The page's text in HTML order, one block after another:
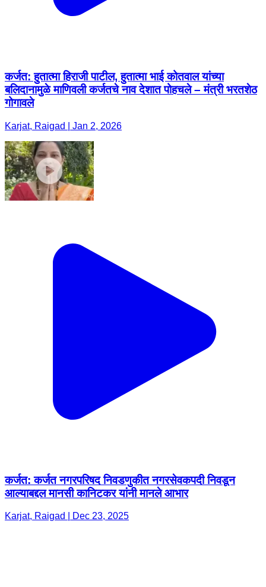
कर्जत: हुतात्मा हिराजी पाटील, हुतात्मा भाई कोतवाल यांच्या
बलिदानामुळे माणिवली कर्जतचे नाव देशात पोहचले – मंत्री भरतशेठ
गोगावले
Karjat, Raigad | Jan 2, 2026
कर्जत: कर्जत नगरपरिषद निवडणुकीत नगरसेवकपदी निवडून
आल्याबद्दल मानसी कानिटकर यांनी मानले आभार
Karjat, Raigad | Dec 23, 2025